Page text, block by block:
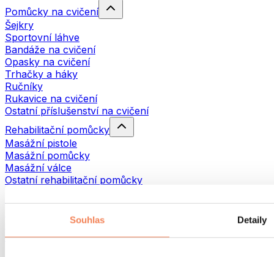
Souhlas Detaily
Pomůcky na cvičení
Šejkry
Sportovní láhve
Bandáže na cvičení
Opasky na cvičení
Trhačky a háky
Ručníky
Rukavice na cvičení
Ostatní příslušenství na cvičení
Rehabilitační pomůcky
Masážní pistole
Masážní pomůcky
Masážní válce
Ostatní rehabilitační pomůcky
Batohy